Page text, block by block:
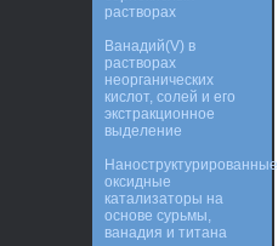
растворах
Ванадий(V) в
растворах
неорганических
кислот, солей и его
экстракционное
выделение
Наноструктурированные
оксидные
катализаторы на
основе сурьмы,
ванадия и титана